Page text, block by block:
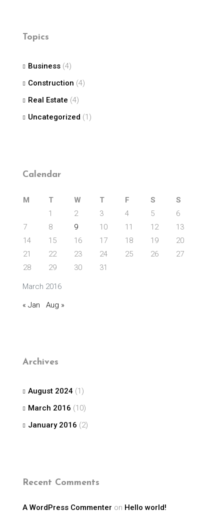
Topics
Business (4)
Construction (4)
Real Estate (4)
Uncategorized (1)
Calendar
March 2016
M T W T F S
S
1
2 3 4 5
6
7
8 9 10 11 12
13
14
15 16 17 18 19
20
21
22 23 24 25 26
27
28
29 30 31
« Jan Aug »
Archives
August 2024 (1)
March 2016 (10)
January 2016 (2)
Recent Comments
A WordPress Commenter on Hello world!